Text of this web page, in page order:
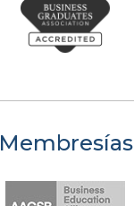
Membresías